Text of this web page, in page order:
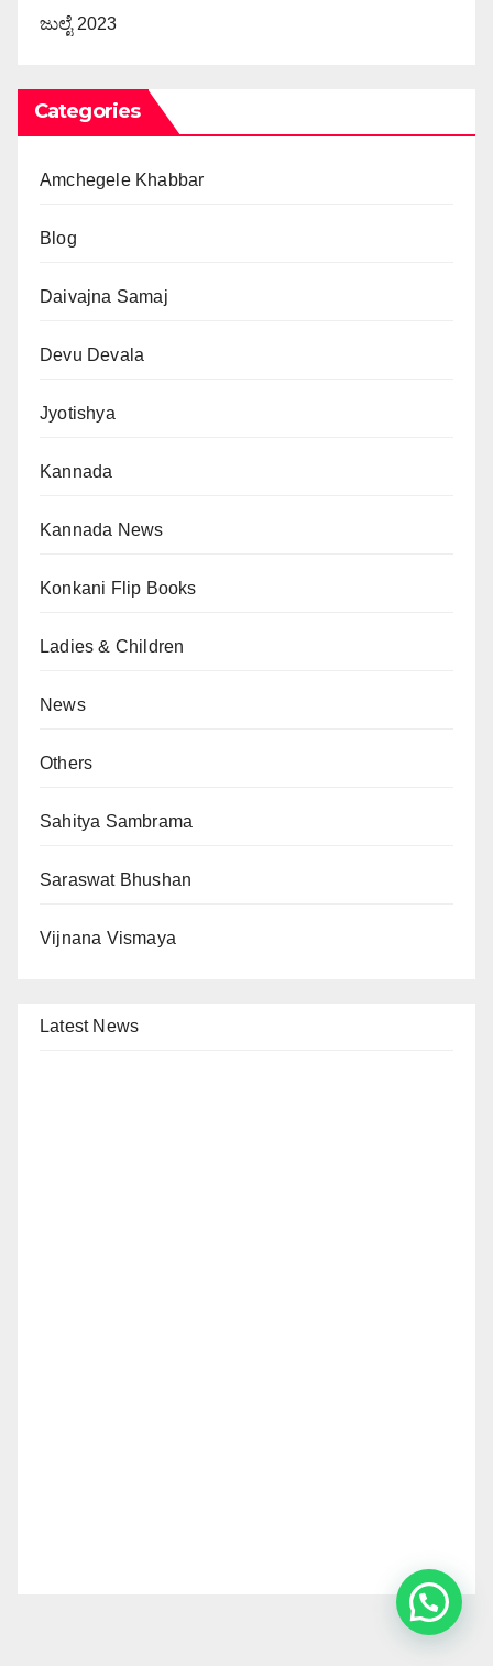
ಜುಲೈ 2023
Categories
Amchegele Khabbar
Blog
Daivajna Samaj
Devu Devala
Jyotishya
Kannada
Kannada News
Konkani Flip Books
Ladies & Children
News
Others
Sahitya Sambrama
Saraswat Bhushan
Vijnana Vismaya
Latest News